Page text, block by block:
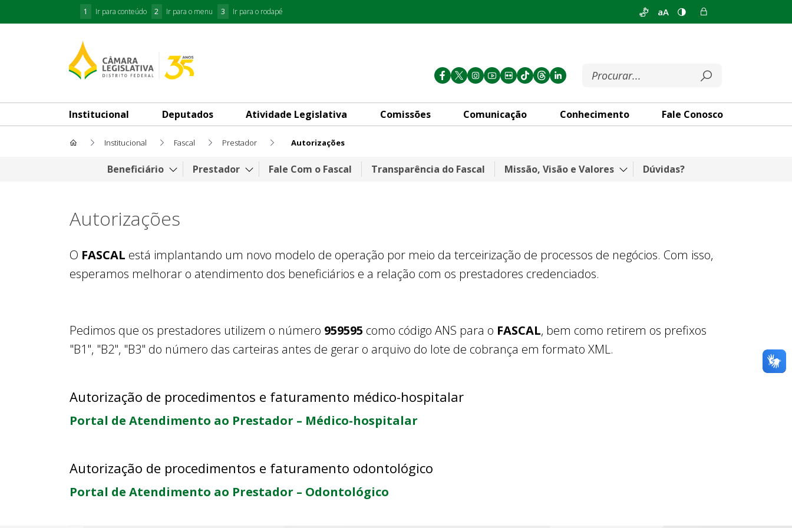
1 Ir para conteúdo 2 Ir para o menu 3 Ir para o rodapé aA
Institucional Deputados Atividade Legislativa Comissões Comunicação Conhecimento Fale Conosco
Institucional Fascal Prestador Autorizações
AutorizaçõesBeneficiário Prestador Fale Com o Fascal Transparência do Fascal Missão, Visão e Valores Dúvidas?
Autorizações
O FASCAL está implantando um novo modelo de operação por meio da terceirização de processos de negócios. Com isso,
esperamos melhorar o atendimento dos beneficiários e a relação com os prestadores credenciados.
Pedimos que os prestadores utilizem o número 959595 como código ANS para o FASCAL, bem como retirem os prefixos
"B1", "B2", "B3" do número das carteiras antes de gerar o arquivo do lote de cobrança em formato XML.
Autorização de procedimentos e faturamento médico-hospitalar
Portal de Atendimento ao Prestador – Médico-hospitalar
Autorização de procedimentos e faturamento odontológico
Portal de Atendimento ao Prestador – Odontológico